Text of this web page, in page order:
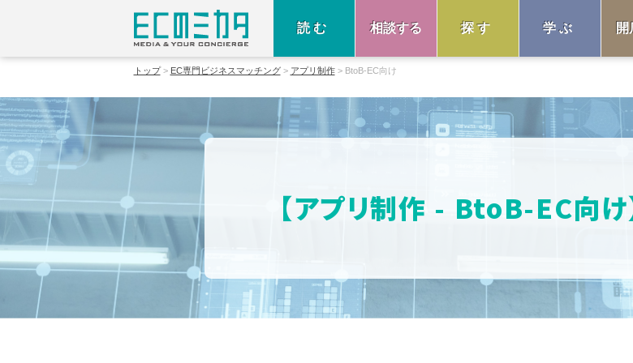
読む 相談する 探す 学ぶ 開
トップ EC専門ビジネスマッチング アプリ制作 BtoB-EC向け
【アプリ制作 - BtoB-EC向